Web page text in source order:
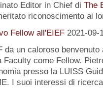
Editor in Chief di The
riconoscimento ai
Fellow all'EIEF 2021-09-
da un caloroso
Faculty come Fellow.
presso la LUISS
I suoi interessi di